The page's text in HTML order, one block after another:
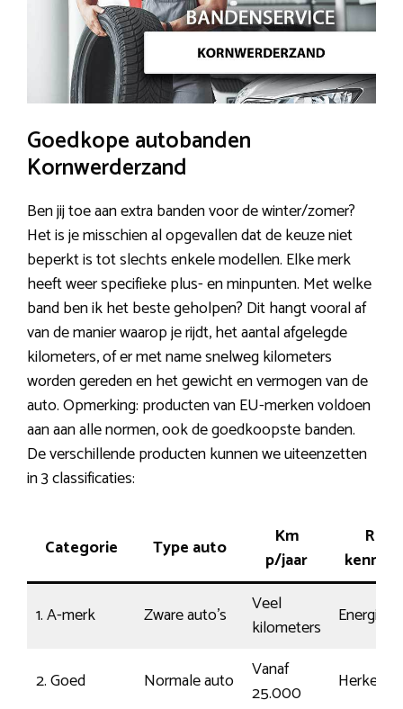
Goedkope autobanden
Kornwerderzand
Ben jij toe aan extra banden voor de winter/zomer?
Het is je misschien al opgevallen dat de keuze niet
beperkt is tot slechts enkele modellen. Elke merk
heeft weer specifieke plus- en minpunten. Met welke
band ben ik het beste geholpen? Dit hangt vooral af
van de manier waarop je rijdt, het aantal afgelegde
kilometers, of er met name snelweg kilometers
worden gereden en het gewicht en vermogen van de
auto. Opmerking: producten van EU-merken voldoen
aan aan alle normen, ook de goedkoopste banden.
De verschillende producten kunnen we uiteenzetten
in 3 classificaties:
Categorie Type auto
Km
p/jaar
Rij-
1. A-merk Zware auto’s
Veel
kilometers
Energiek
2. Goed Normale auto
Vanaf
25.000